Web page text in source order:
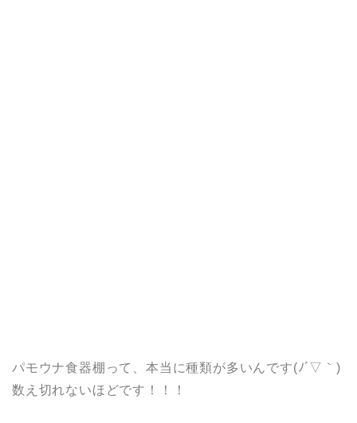
パモウナ食器棚って、本当に種類が多いんです(ﾉ´▽｀)
数え切れないほどです！！！